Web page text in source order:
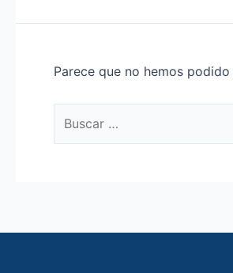
Parece que no hemos